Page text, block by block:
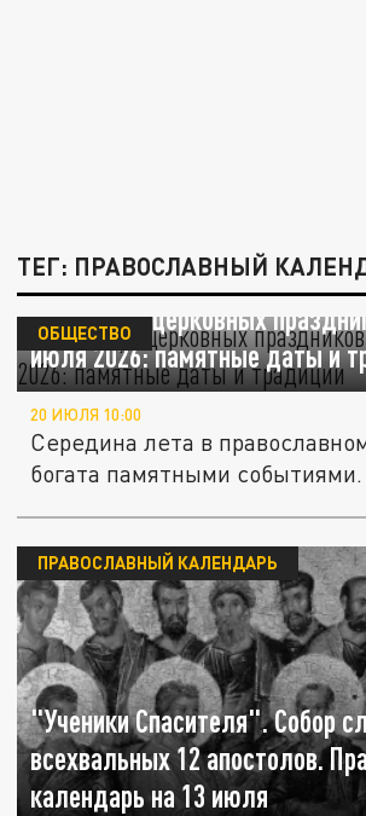
ТЕГ: ПРАВОСЛАВНЫЙ
Календарь церковных
июля 2026: памятные даты и
ОБЩЕСТВО
20 ИЮЛЯ 10:00
Середина лета в
богата памятными событиями.
"Ученики Спасителя". Собор
всехвальных 12 апостолов.
календарь на 13 июля
ПРАВОСЛАВНЫЙ КАЛЕНДАРЬ